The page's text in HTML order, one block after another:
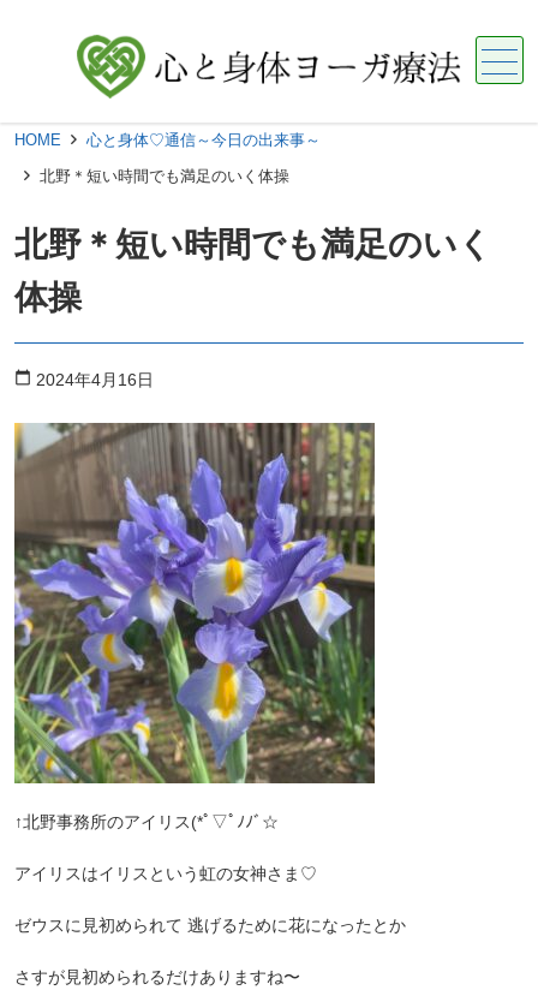
メニュー
HOME
心と身体♡通信～今日の出来事～
北野＊短い時間でも満足のいく体操
北野＊短い時間でも満足のいく
体操
calendar_today 2024年4月16日
↑北野事務所のアイリス(*ﾟ▽ﾟﾉﾉﾞ☆
アイリスはイリスという虹の女神さま♡
ゼウスに見初められて 逃げるために花になったとか
さすが見初められるだけありますね〜